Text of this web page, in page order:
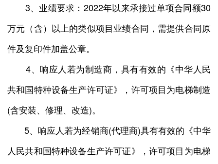
3、业绩要求：2022年以来承接过单项合同额30
万元（含）以上的类似项目业绩合同，需提供合同原
件及复印件加盖公章。
4、响应人若为制造商，具有有效的《中华人民
共和国特种设备生产许可证》，许可项目为电梯制造
(含安装、修理、改造)。
5、响应人若为经销商(代理商)具有有效的《中华
人民共和国特种设备生产许可证》，许可项目为电梯